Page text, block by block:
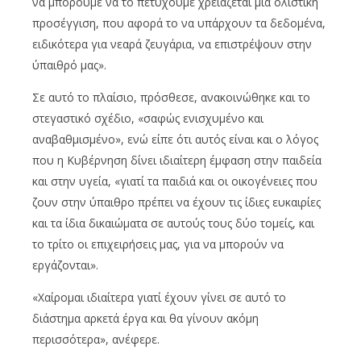
προσέγγιση, που αφορά το να υπάρχουν τα δεδομένα,
ειδικότερα για νεαρά ζευγάρια, να επιστρέψουν στην
ύπαιθρό μας».
Σε αυτό το πλαίσιο, πρόσθεσε, ανακοινώθηκε και το
στεγαστικό σχέδιο, «σαφώς ενισχυμένο και
αναβαθμισμένο», ενώ είπε ότι αυτός είναι και ο λόγος
που η Κυβέρνηση δίνει ιδιαίτερη έμφαση στην παιδεία
και στην υγεία, «γιατί τα παιδιά και οι οικογένειες που
ζουν στην ύπαιθρο πρέπει να έχουν τις ίδιες ευκαιρίες
και τα ίδια δικαιώματα σε αυτούς τους δύο τομείς, και
το τρίτο οι επιχειρήσεις μας, για να μπορούν να
εργάζονται».
«Χαίρομαι ιδιαίτερα γιατί έχουν γίνει σε αυτό το
διάστημα αρκετά έργα και θα γίνουν ακόμη
περισσότερα», ανέφερε.